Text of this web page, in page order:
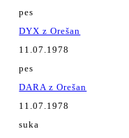
pes
DYX z Orešan
11.07.1978
pes
DARA z Orešan
11.07.1978
suka